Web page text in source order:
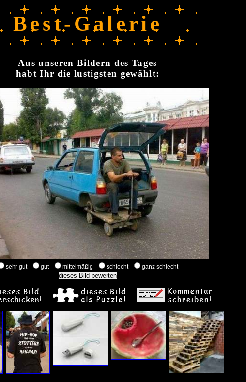
Best-Galerie
Aus unseren Bildern des Tages
habt Ihr die lustigsten gewählt:
sehr gut gut mittelmäßig schlecht ganz schlecht